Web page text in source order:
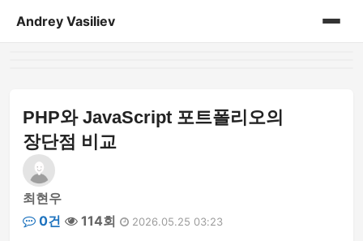
Andrey Vasiliev
books
drugoe
javascript
PHP와 JavaScript 포트폴리오의
장단점 비교
최현우
0건
114회 2026.05.25 03:23